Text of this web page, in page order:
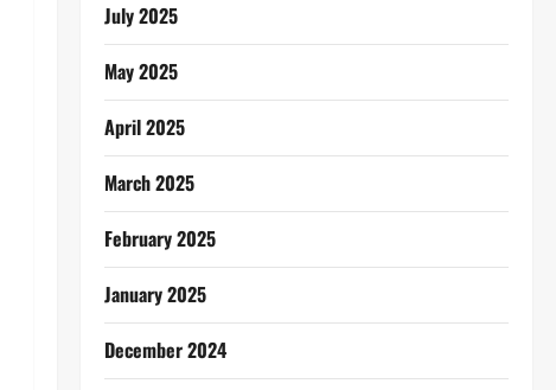
July 2025
May 2025
April 2025
March 2025
February 2025
January 2025
December 2024